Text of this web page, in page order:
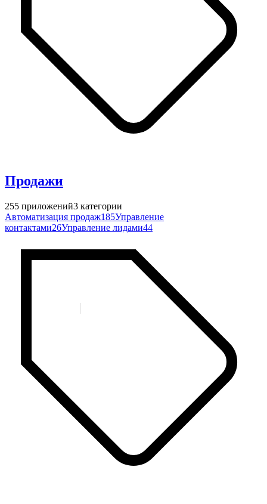
Продажи
255 приложений3 категории
Автоматизация продаж185Управление
контактами26Управление лидами44